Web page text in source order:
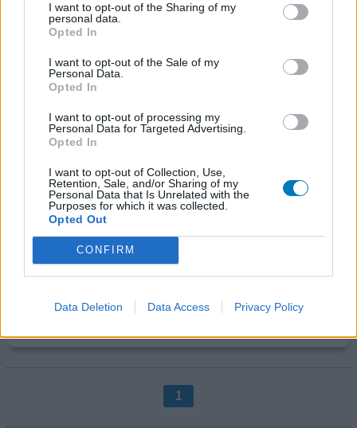
I want to opt-out of the Sharing of my
personal data.
Opted In
I want to opt-out of the Sale of my
Personal Data.
Opted In
I want to opt-out of processing my
Personal Data for Targeted Advertising.
Opted In
I want to opt-out of Collection, Use,
Retention, Sale, and/or Sharing of my
Personal Data that Is Unrelated with the
Purposes for which it was collected.
Opted Out
CONFIRM
Data Deletion Data Access Privacy Policy
[lees meer...]
Fluticason neusspray
10-04-2011 | Man | 39
fluticason
Verkoudheid
Effectiviteit
Hoeveelheid bijwerkingen
werd s`nachts vaak wakker van een dicht zittende neus
maar sinds het gebruik van deze spray slaap ik weer als
1